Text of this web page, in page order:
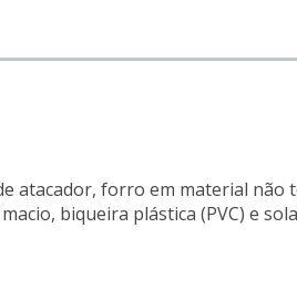
atacador, forro em material não
biqueira plástica (PVC) e